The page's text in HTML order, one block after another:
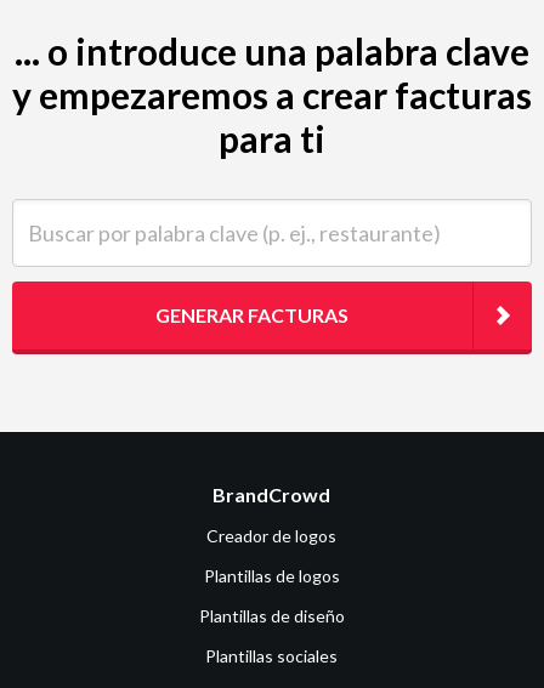
... o introduce una palabra clave
y empezaremos a crear facturas
para ti
GENERAR FACTURAS
BrandCrowd
Creador de logos
Plantillas de logos
Plantillas de diseño
Plantillas sociales